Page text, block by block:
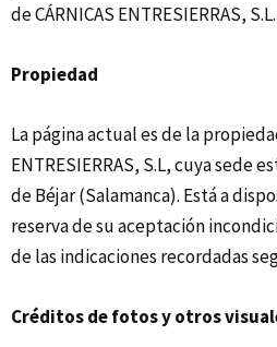
de CÁRNICAS ENTRESIERRAS, S.L.
Propiedad
La página actual es de la
ENTRESIERRAS, S.L, cuya sede
de Béjar (Salamanca). Está a
reserva de su aceptación
de las indicaciones recordadas
Créditos de fotos y otros